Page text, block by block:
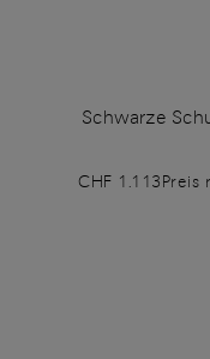
Schwarze
CHF 1.113Preis